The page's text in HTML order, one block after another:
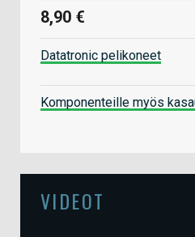
8,90 €
Datatronic pelikoneet
Komponenteille myös
VIDEOT